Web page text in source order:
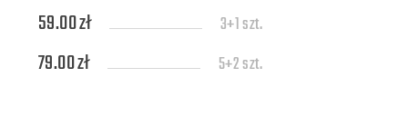
59.00 zł 3+1 szt.
79.00 zł 5+2 szt.